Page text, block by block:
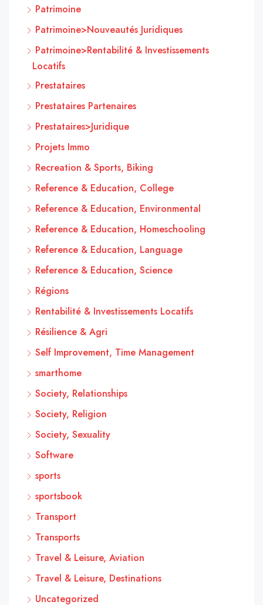
Patrimoine
Patrimoine>Nouveautés Juridiques
Patrimoine>Rentabilité & Investissements
Locatifs
Prestataires
Prestataires Partenaires
Prestataires>Juridique
Projets Immo
Recreation & Sports, Biking
Reference & Education, College
Reference & Education, Environmental
Reference & Education, Homeschooling
Reference & Education, Language
Reference & Education, Science
Régions
Rentabilité & Investissements Locatifs
Résilience & Agri
Self Improvement, Time Management
smarthome
Society, Relationships
Society, Religion
Society, Sexuality
Software
sports
sportsbook
Transport
Transports
Travel & Leisure, Aviation
Travel & Leisure, Destinations
Uncategorized